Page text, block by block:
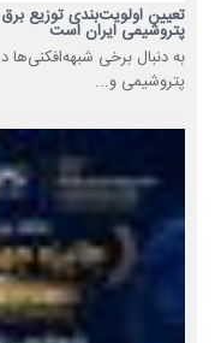
تعیین اولویت‌بندی توزیع
پتروشیمی ایران است
به دنبال برخی
پتروشیمی و...